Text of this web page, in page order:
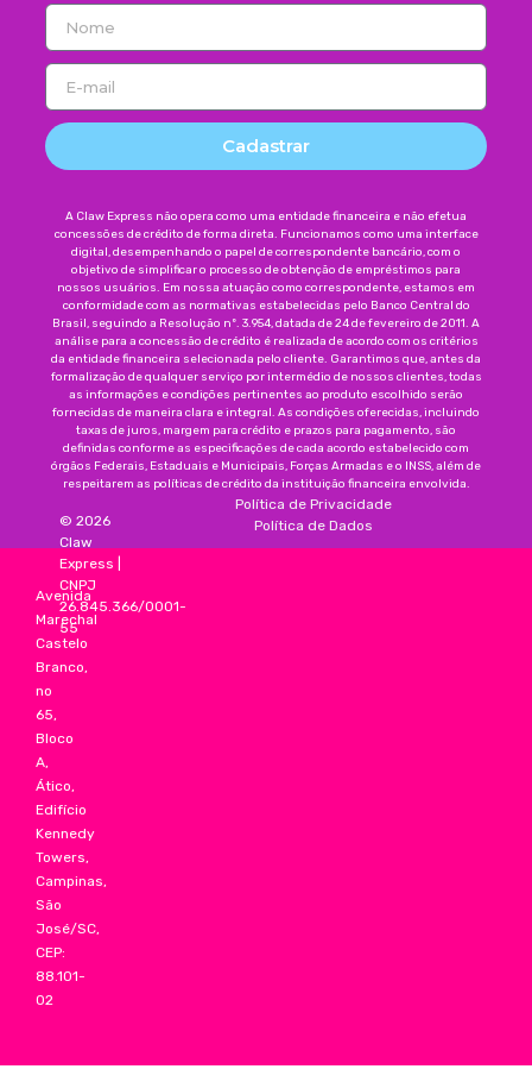
Cadastrar
A Claw Express não opera como uma entidade financeira e não efetua
concessões de crédito de forma direta. Funcionamos como uma interface
digital, desempenhando o papel de correspondente bancário, com o
objetivo de simplificar o processo de obtenção de empréstimos para
nossos usuários. Em nossa atuação como correspondente, estamos em
conformidade com as normativas estabelecidas pelo Banco Central do
Brasil, seguindo a Resolução nº. 3.954, datada de 24 de fevereiro de 2011. A
análise para a concessão de crédito é realizada de acordo com os critérios
da entidade financeira selecionada pelo cliente. Garantimos que, antes da
formalização de qualquer serviço por intermédio de nossos clientes, todas
as informações e condições pertinentes ao produto escolhido serão
fornecidas de maneira clara e integral. As condições oferecidas, incluindo
taxas de juros, margem para crédito e prazos para pagamento, são
definidas conforme as especificações de cada acordo estabelecido com
órgãos Federais, Estaduais e Municipais, Forças Armadas e o INSS, além de
respeitarem as políticas de crédito da instituição financeira envolvida.
Avenida
Marechal
Castelo
Branco,
no
65,
Bloco
A,
Ático,
Edifício
Kennedy
Towers,
Campinas,
São
José/SC,
CEP:
88.101-
02
© 2026
Claw
Express
CNPJ
26.845.366/0001-
55
Política de Privacidade
Política de Dados